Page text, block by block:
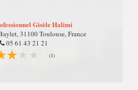
Gisèle Halimi
31100 Toulouse, France
05 61 43 21 21
(1)